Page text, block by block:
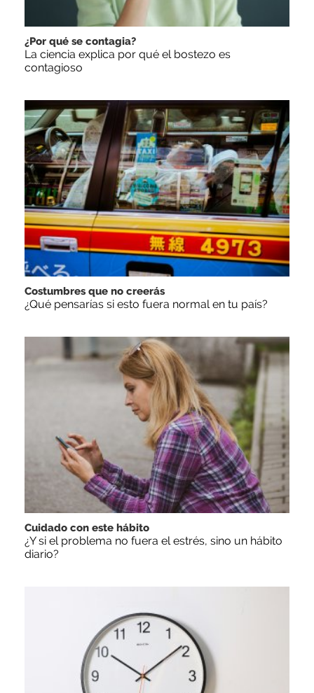
¿Por qué se contagia?
La ciencia explica por qué el bostezo es
contagioso
Costumbres que no creerás
¿Qué pensarías si esto fuera normal en tu país?
Cuidado con este hábito
¿Y si el problema no fuera el estrés, sino un hábito
diario?